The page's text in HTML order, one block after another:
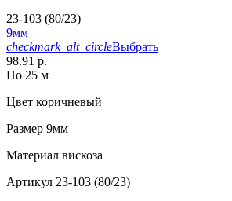
23-103 (80/23)
9мм
checkmark_alt_circleВыбрать
98.91 р.
По 25 м
Цвет коричневый
Размер 9мм
Материал вискоза
Артикул 23-103 (80/23)